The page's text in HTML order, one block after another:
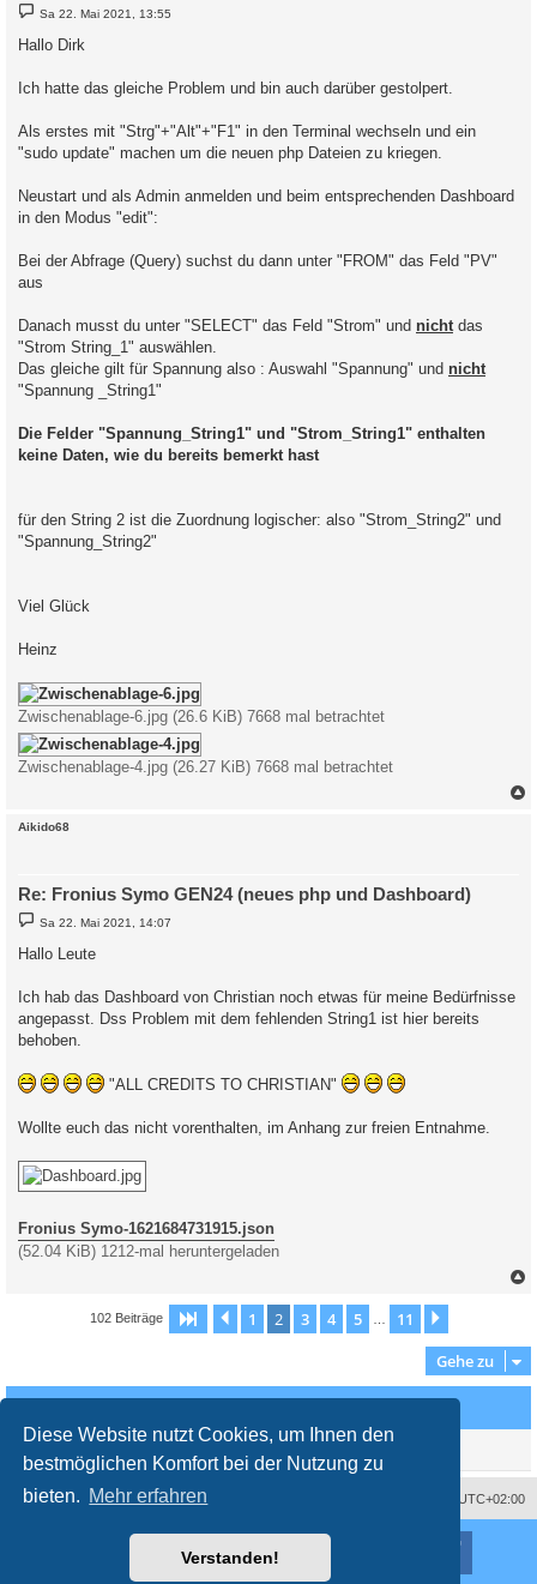
Diese Website nutzt Cookies, um Ihnen den
bestmöglichen Komfort bei der Nutzung zu
bieten. Mehr erfahren
Verstanden!
B
e
i
t
g
Sa 22. Mai 2021, 13:55
Hallo Dirk
Ich hatte das gleiche Problem und bin auch darüber gestolpert.
Als erstes mit "Strg"+"Alt"+"F1" in den Terminal wechseln und ein
"sudo update" machen um die neuen php Dateien zu kriegen.
Neustart und als Admin anmelden und beim entsprechenden Dashboard
in den Modus "edit":
Bei der Abfrage (Query) suchst du dann unter "FROM" das Feld "PV"
aus
Danach musst du unter "SELECT" das Feld "Strom" und nichtdas
"Strom String_1" auswählen.
Das gleiche gilt für Spannung also : Auswahl "Spannung" und nicht
"Spannung _String1"
Die Felder "Spannung_String1" und "Strom_String1" enthalten
keine Daten, wie du bereits bemerkt hast
für den String 2 ist die Zuordnung logischer: also "Strom_String2" und
"Spannung_String2"
Viel Glück
Heinz
Zwischenablage-6.jpg (26.6 KiB) 7668 mal betrachtet
Zwischenablage-4.jpg (26.27 KiB) 7668 mal betrachtet
Aikido68
Re: Fronius Symo GEN24 (neues php und Dashboard)
B
e
i
t
g
Sa 22. Mai 2021, 14:07
Hallo Leute
Ich hab das Dashboard von Christian noch etwas für meine Bedürfnisse
angepasst. Dss Problem mit dem fehlenden String1 ist hier bereits
behoben.
"ALL CREDITS TO CHRISTIAN"
Wollte euch das nicht vorenthalten, im Anhang zur freien Entnahme.
Fronius Symo-1621684731915.json
(52.04 KiB) 1212-mal heruntergeladen
e
102 Beiträge Seite von
Vorherige
1 2 3 4 5 11
Gehe zu
UTC+02:00
Impressum
Nutzungsbedingungen Datenschutzerklärung
® Forum Software © phpBB Limited